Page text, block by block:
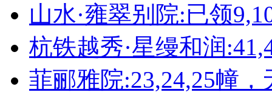
山水·雍翠别院:已领
杭铁越秀·星缦和润
菲郦雅院:23,24,25幢，